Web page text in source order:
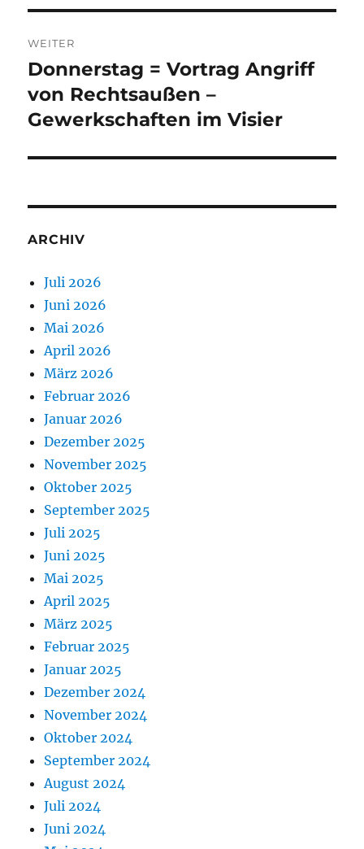
WEITER
Nächster
Beitrag:
Donnerstag = Vortrag Angriff
von Rechtsaußen –
Gewerkschaften im Visier
ARCHIV
Juli 2026
Juni 2026
Mai 2026
April 2026
März 2026
Februar 2026
Januar 2026
Dezember 2025
November 2025
Oktober 2025
September 2025
Juli 2025
Juni 2025
Mai 2025
April 2025
März 2025
Februar 2025
Januar 2025
Dezember 2024
November 2024
Oktober 2024
September 2024
August 2024
Juli 2024
Juni 2024